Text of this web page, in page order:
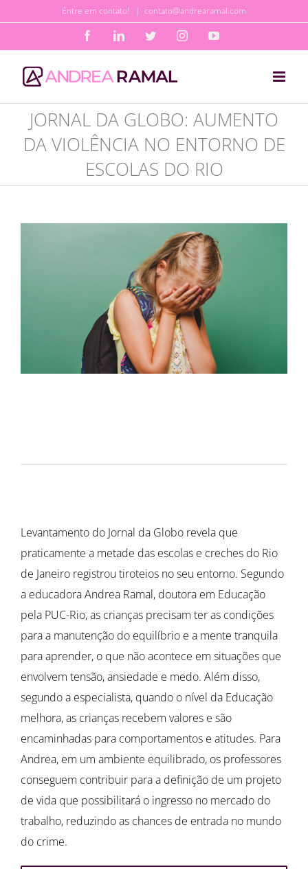
o
conteúdo
Entre em contato! | contato@andrearamal.com
FacebookLinkedInTwitterInstagramYouTube
JORNAL DA GLOBO: AUMENTO
DA VIOLÊNCIA NO ENTORNO DE
ESCOLAS DO RIO
Levantamento do Jornal da Globo revela que
praticamente a metade das escolas e creches do Rio
de Janeiro registrou tiroteios no seu entorno. Segundo
a educadora Andrea Ramal, doutora em Educação
pela PUC-Rio, as crianças precisam ter as condições
para a manutenção do equilíbrio e a mente tranquila
para aprender, o que não acontece em situações que
envolvem tensão, ansiedade e medo. Além disso,
segundo a especialista, quando o nível da Educação
melhora, as crianças recebem valores e são
encaminhadas para comportamentos e atitudes. Para
Andrea, em um ambiente equilibrado, os professores
conseguem contribuir para a definição de um projeto
de vida que possibilitará o ingresso no mercado do
trabalho, reduzindo as chances de entrada no mundo
do crime.